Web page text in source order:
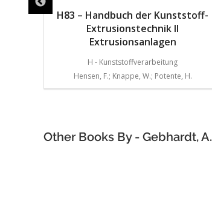
H83 – Handbuch der Kunststoff-
Extrusionstechnik II
Extrusionsanlagen
H - Kunststoffverarbeitung
Hensen, F.; Knappe, W.; Potente, H.
Other Books By - Gebhardt, A.